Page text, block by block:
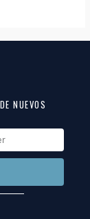
NUEVOS